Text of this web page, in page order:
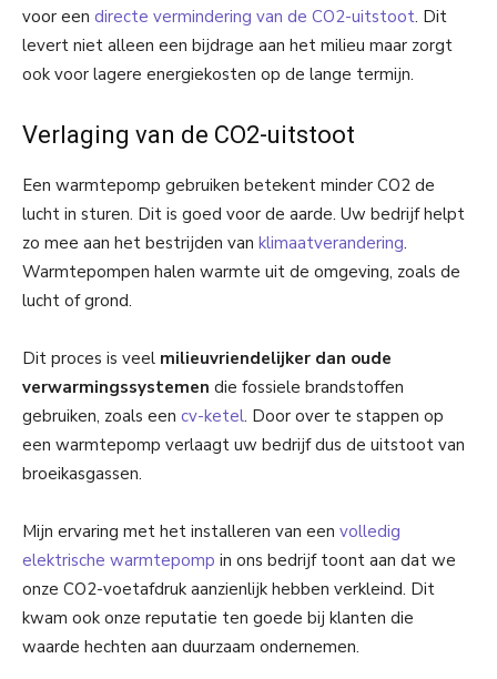
voor een directe vermindering van de CO2-uitstoot. Dit
levert niet alleen een bijdrage aan het milieu maar zorgt
ook voor lagere energiekosten op de lange termijn.
Verlaging van de CO2-uitstoot
Een warmtepomp gebruiken betekent minder CO2 de
lucht in sturen. Dit is goed voor de aarde. Uw bedrijf helpt
zo mee aan het bestrijden van klimaatverandering.
Warmtepompen halen warmte uit de omgeving, zoals de
lucht of grond.
Dit proces is veel milieuvriendelijker dan oude
verwarmingssystemen die fossiele brandstoffen
gebruiken, zoals een cv-ketel. Door over te stappen op
een warmtepomp verlaagt uw bedrijf dus de uitstoot van
broeikasgassen.
Mijn ervaring met het installeren van een volledig
elektrische warmtepomp in ons bedrijf toont aan dat we
onze CO2-voetafdruk aanzienlijk hebben verkleind. Dit
kwam ook onze reputatie ten goede bij klanten die
waarde hechten aan duurzaam ondernemen.